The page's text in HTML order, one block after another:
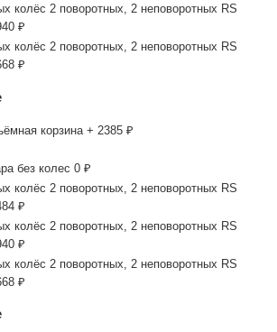
колёс 2 поворотных, 2 неповоротных RS
₽
колёс 2 поворотных, 2 неповоротных RS
₽
корзина + 2385 ₽
без колес 0 ₽
колёс 2 поворотных, 2 неповоротных RS
₽
колёс 2 поворотных, 2 неповоротных RS
₽
колёс 2 поворотных, 2 неповоротных RS
₽